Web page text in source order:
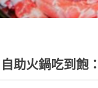
自助火鍋吃到飽